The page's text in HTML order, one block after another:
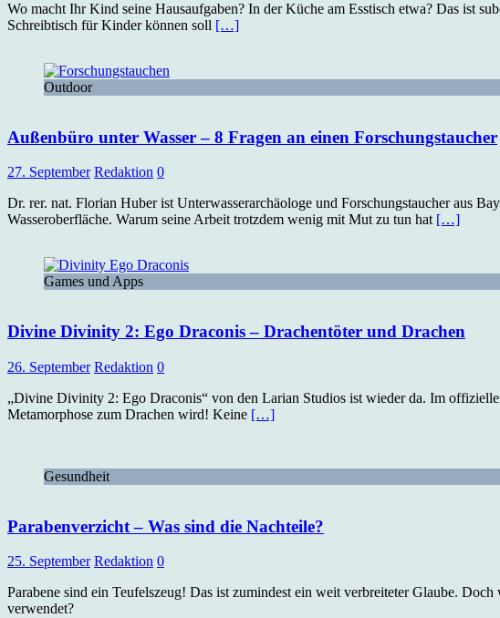
Wo macht Ihr Kind seine Hausaufgaben? In der Küche am Esstisch etwa? Das ist
Schreibtisch für Kinder können soll […]
Outdoor
Außenbüro unter Wasser – 8 Fragen an einen Forschungstaucher
27. September Redaktion 0
Dr. rer. nat. Florian Huber ist Unterwasserarchäologe und Forschungstaucher aus
Wasseroberfläche. Warum seine Arbeit trotzdem wenig mit Mut zu tun hat […]
Games und Apps
Divine Divinity 2: Ego Draconis – Drachentöter und Drachen
26. September Redaktion 0
„Divine Divinity 2: Ego Draconis“ von den Larian Studios ist wieder da. Im
Metamorphose zum Drachen wird! Keine […]
Gesundheit
Parabenverzicht – Was sind die Nachteile?
25. September Redaktion 0
Parabene sind ein Teufelszeug! Das ist zumindest ein weit verbreiteter Glaube.
verwendet?